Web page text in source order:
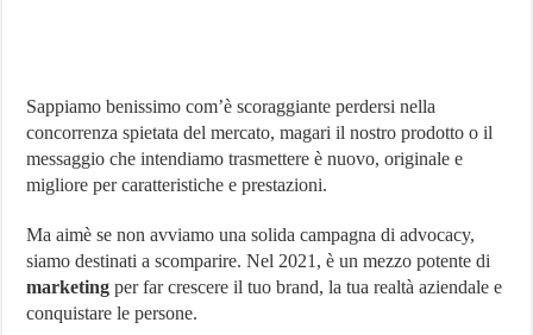
Sappiamo benissimo com’è scoraggiante perdersi nella
concorrenza spietata del mercato, magari il nostro prodotto o il
messaggio che intendiamo trasmettere è nuovo, originale e
migliore per caratteristiche e prestazioni.
Ma aimè se non avviamo una solida campagna di advocacy,
siamo destinati a scomparire. Nel 2021, è un mezzo potente di
marketing per far crescere il tuo brand, la tua realtà aziendale e
conquistare le persone.